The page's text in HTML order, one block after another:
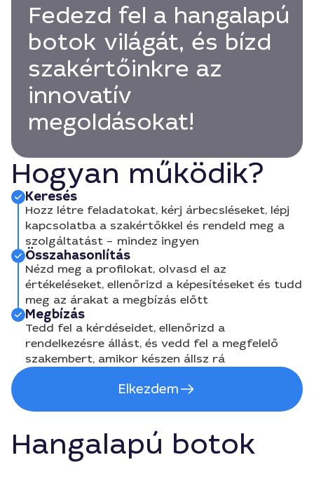
Fedezd fel a hangalapú
botok világát, és bízd
szakértőinkre az
innovatív
megoldásokat!
Hogyan működik?
Keresés
Hozz létre feladatokat, kérj árbecsléseket, lépj
kapcsolatba a szakértőkkel és rendeld meg a
szolgáltatást – mindez ingyen
Összahasonlítás
Nézd meg a profilokat, olvasd el az
értékeléseket, ellenőrizd a képesítéseket és tudd
meg az árakat a megbízás előtt
Megbízás
Tedd fel a kérdéseidet, ellenőrizd a
rendelkezésre állást, és vedd fel a megfelelő
szakembert, amikor készen állsz rá
Elkezdem
Hangalapú botok